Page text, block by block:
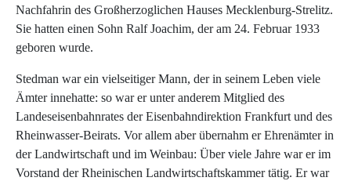
Nachfahrin des Großherzoglichen Hauses Mecklenburg-Strelitz.
Sie hatten einen Sohn Ralf Joachim, der am 24. Februar 1933
geboren wurde.
Stedman war ein vielseitiger Mann, der in seinem Leben viele
Ämter innehatte: so war er unter anderem Mitglied des
Landeseisenbahnrates der Eisenbahndirektion Frankfurt und des
Rheinwasser-Beirats. Vor allem aber übernahm er Ehrenämter in
der Landwirtschaft und im Weinbau: Über viele Jahre war er im
Vorstand der Rheinischen Landwirtschaftskammer tätig. Er war